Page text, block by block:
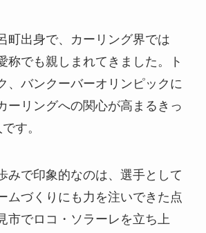
町出身で、カーリング界では
称でも親しまれてきました。ト
、バンクーバーオリンピックに
ーリングへの関心が高まるきっ
す。
みで印象的なのは、選手として
ムづくりにも力を注いできた点
市でロコ・ソラーレを立ち上